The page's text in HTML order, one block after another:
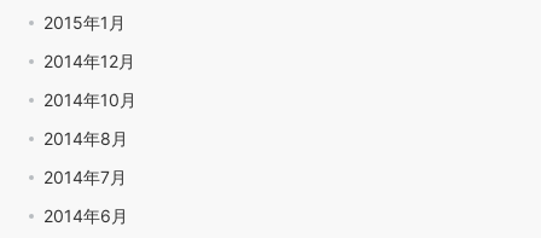
2015年1月
2014年12月
2014年10月
2014年8月
2014年7月
2014年6月